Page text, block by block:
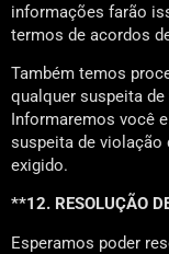
informações farão
termos de acordos
Também temos
qualquer suspeita
Informaremos você
suspeita de violação
exigido.
**12. RESOLUÇÃO
Esperamos poder